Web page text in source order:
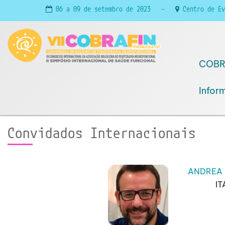
06 a 09 de setembro de 2023 - Centro de
Convidados Internacionais